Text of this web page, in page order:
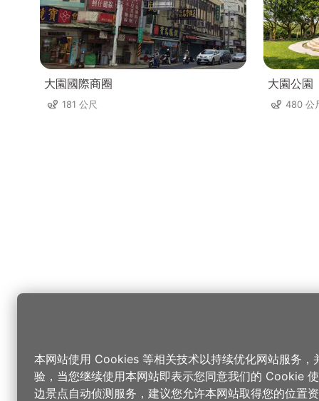
大園國際商圈
181 公尺
大園公園
480 公
本网站使用 Cookies 等相关技术以持续优化网站服务，
验，当您继续使用本网站即表示您同意我们的 Cookie
边景点自动侦测服务，建议您允许本网站取得您的位置